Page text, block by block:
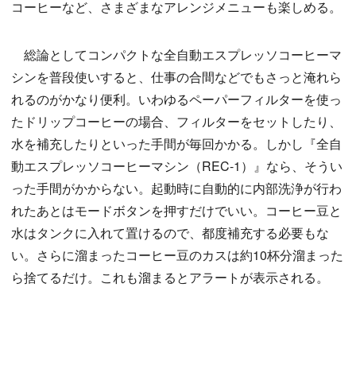
コーヒーなど、さまざまなアレンジメニューも楽しめる。
総論としてコンパクトな全自動エスプレッソコーヒーマ
シンを普段使いすると、仕事の合間などでもさっと淹れら
れるのがかなり便利。いわゆるペーパーフィルターを使っ
たドリップコーヒーの場合、フィルターをセットしたり、
水を補充したりといった手間が毎回かかる。しかし『全自
動エスプレッソコーヒーマシン（REC-1）』なら、そうい
った手間がかからない。起動時に自動的に内部洗浄が行わ
れたあとはモードボタンを押すだけでいい。コーヒー豆と
水はタンクに入れて置けるので、都度補充する必要もな
い。さらに溜まったコーヒー豆のカスは約10杯分溜まった
ら捨てるだけ。これも溜まるとアラートが表示される。